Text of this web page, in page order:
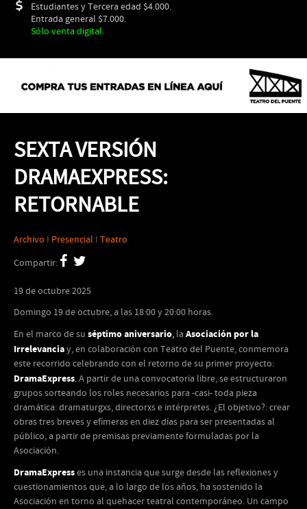
Estudiantes y Tercera edad $4.000.
Entrada general $7.000.
Sólo venta digital.
SEXTA VERSIÓN
DRAMAEXPRESS:
RETORNABLE
Archivo I Presencial I Teatro
Compartir:
19 de octubre 2025
Domingo 19 de octubre, a las 18:00 y 20:00 horas.
En el marco de su séptimo aniversario, la Asociación por la
Irrelevanciay, en colaboración con Teatro del Puente, conmemora
este recorrido celebrando con el retorno de su primer proyecto:
DramaExpress.A partir de una convocatoria libre, se estructuraron
grupos sorteando los roles necesarios para -casi- toda pieza
dramática: dramaturgxs, directorxs e intérpretes. ¿El objetivo?: crear
obras tres breves y efímeras en diez días para ser presentadas al
público, a partir de premisas previamente formuladas por la
Asociación.
DramaExpresses una instancia que surge desde las reflexiones y
cuestionamientos que, a lo largo de los años, ha sostenido la
Asociación en torno al quehacer teatral contemporáneo. Un campo